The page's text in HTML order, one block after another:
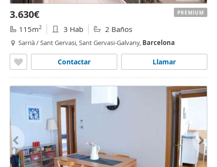
3.630€
115m2 3 Hab 2 Baños
Sarrià / Sant Gervasi, Sant Gervasi-Galvany, Barcelona
Llamar
Contactar
PREMIUM